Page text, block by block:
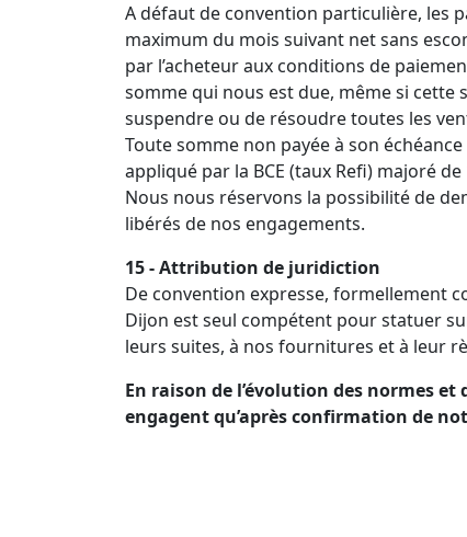
A défaut de convention particulière, les
maximum du mois suivant net sans
par l’acheteur aux conditions de
somme qui nous est due, même si cette
suspendre ou de résoudre toutes les
Toute somme non payée à son
appliqué par la BCE (taux Refi) majoré
Nous nous réservons la possibilité de
libérés de nos engagements.
15 - Attribution de juridiction
De convention expresse, formellement
Dijon est seul compétent pour statuer
leurs suites, à nos fournitures et à leur
En raison de l’évolution des normes
engagent qu’après confirmation de